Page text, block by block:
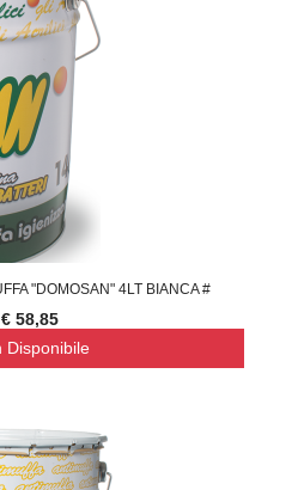
"DOMOSAN" 4LT BIANCA #
€ 58,85
Disponibile